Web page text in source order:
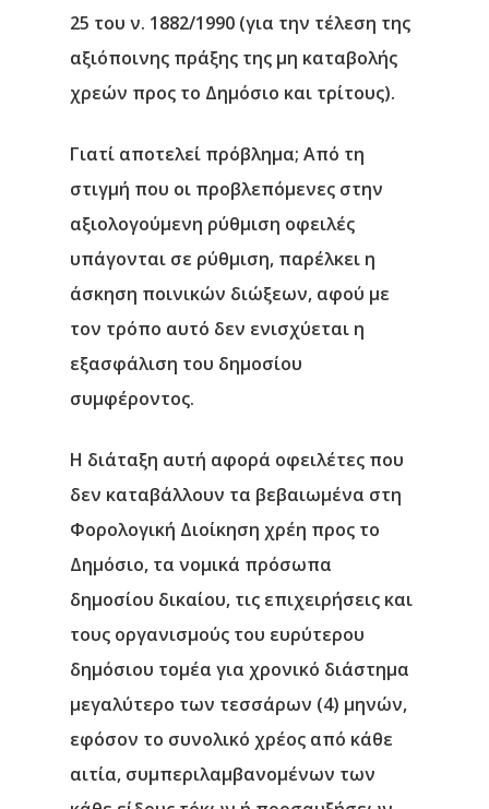
25 του ν. 1882/1990 (για την τέλεση της
αξιόποινης πράξης της μη καταβολής
χρεών προς το Δημόσιο και τρίτους).
Γιατί αποτελεί πρόβλημα; Από τη
στιγμή που οι προβλεπόμενες στην
αξιολογούμενη ρύθμιση οφειλές
υπάγονται σε ρύθμιση, παρέλκει η
άσκηση ποινικών διώξεων, αφού με
τον τρόπο αυτό δεν ενισχύεται η
εξασφάλιση του δημοσίου
συμφέροντος.
Η διάταξη αυτή αφορά οφειλέτες που
δεν καταβάλλουν τα βεβαιωμένα στη
Φορολογική Διοίκηση χρέη προς το
Δημόσιο, τα νομικά πρόσωπα
δημοσίου δικαίου, τις επιχειρήσεις και
τους οργανισμούς του ευρύτερου
δημόσιου τομέα για χρονικό διάστημα
μεγαλύτερο των τεσσάρων (4) μηνών,
εφόσον το συνολικό χρέος από κάθε
αιτία, συμπεριλαμβανομένων των